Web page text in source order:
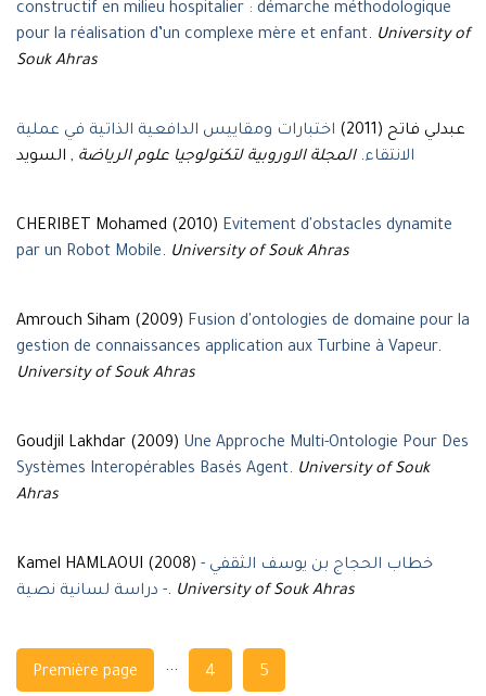
constructif en milieu hospitalier : démarche méthodologique
pour la réalisation d’un complexe mère et enfant. University of
Souk Ahras
عبدلي فاتح (2011)
اختبارات ومقاييس الدافعية الذاتية في عملية
الانتقاء.المجلة الاوروبية لتكنولوجيا علوم الرياضة , السويد
CHERIBET Mohamed (2010) Evitement d'obstacles dynamite
par un Robot Mobile. University of Souk Ahras
Amrouch Siham (2009) Fusion d'ontologies de domaine pour la
gestion de connaissances application aux Turbine à Vapeur.
University of Souk Ahras
Goudjil Lakhdar (2009) Une Approche Multi-Ontologie Pour Des
Systèmes Interopérables Basés Agent. University of Souk
Ahras
Kamel HAMLAOUI (2008) خطاب الحجاج بن يوسف الثقفي -
دراسة لسانية نصية -. University of Souk Ahras
Navigation
Première page ... 4 5